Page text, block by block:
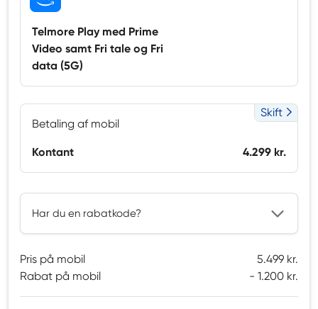
Telmore Play med Prime
Video samt Fri tale og Fri
data (5G)
Betaling af mobil
Skift
Kontant 4.299 kr.
Har du en rabatkode?
Pris på mobil
5.499 kr.
Rabat på mobil
1.200 kr.